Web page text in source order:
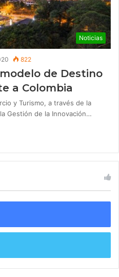
Noticias
822
de Destino
a Colombia
y Turismo, a través de la
Gestión de la Innovación…